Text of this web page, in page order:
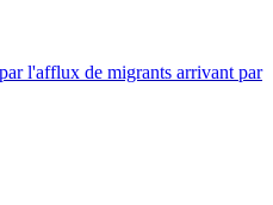
l'afflux de migrants arrivant par